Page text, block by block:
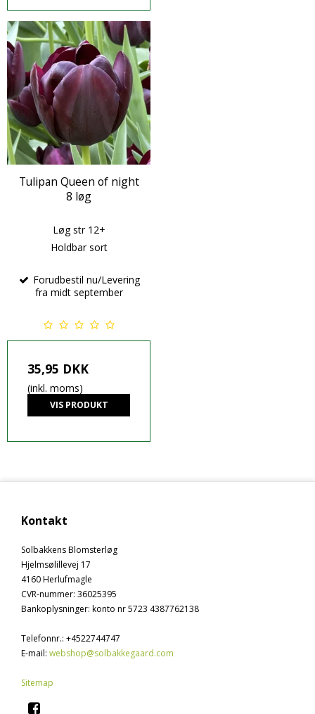
Tulipan Queen of night
8 løg
Løg str 12+
Holdbar sort
Forudbestil nu/Levering
fra midt september
35,95 DKK
(inkl. moms)
VIS PRODUKT
Kontakt
Solbakkens Blomsterløg
Hjelmsølillevej 17
4160 Herlufmagle
CVR-nummer: 36025395
Bankoplysninger: konto nr 5723 4387762138
Telefonnr.: +4522744747
E-mail: webshop@solbakkegaard.com
Sitemap